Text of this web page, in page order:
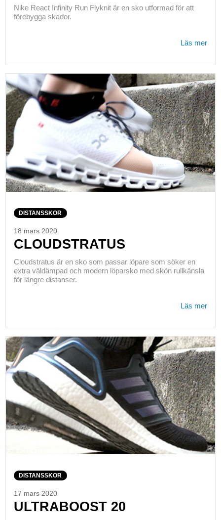
Nike React Infinity Run Flyknit är en sko utformad för att
förebygga skador.
Läs mer
DISTANSSKOR
18 mars 2020
CLOUDSTRATUS
Cloudstratus är en sko som passar löpare som söker en
extra väldämpad och modern löparsko med skön rullkänsla
för längre distanser.
Läs mer
DISTANSSKOR
17 mars 2020
ULTRABOOST 20